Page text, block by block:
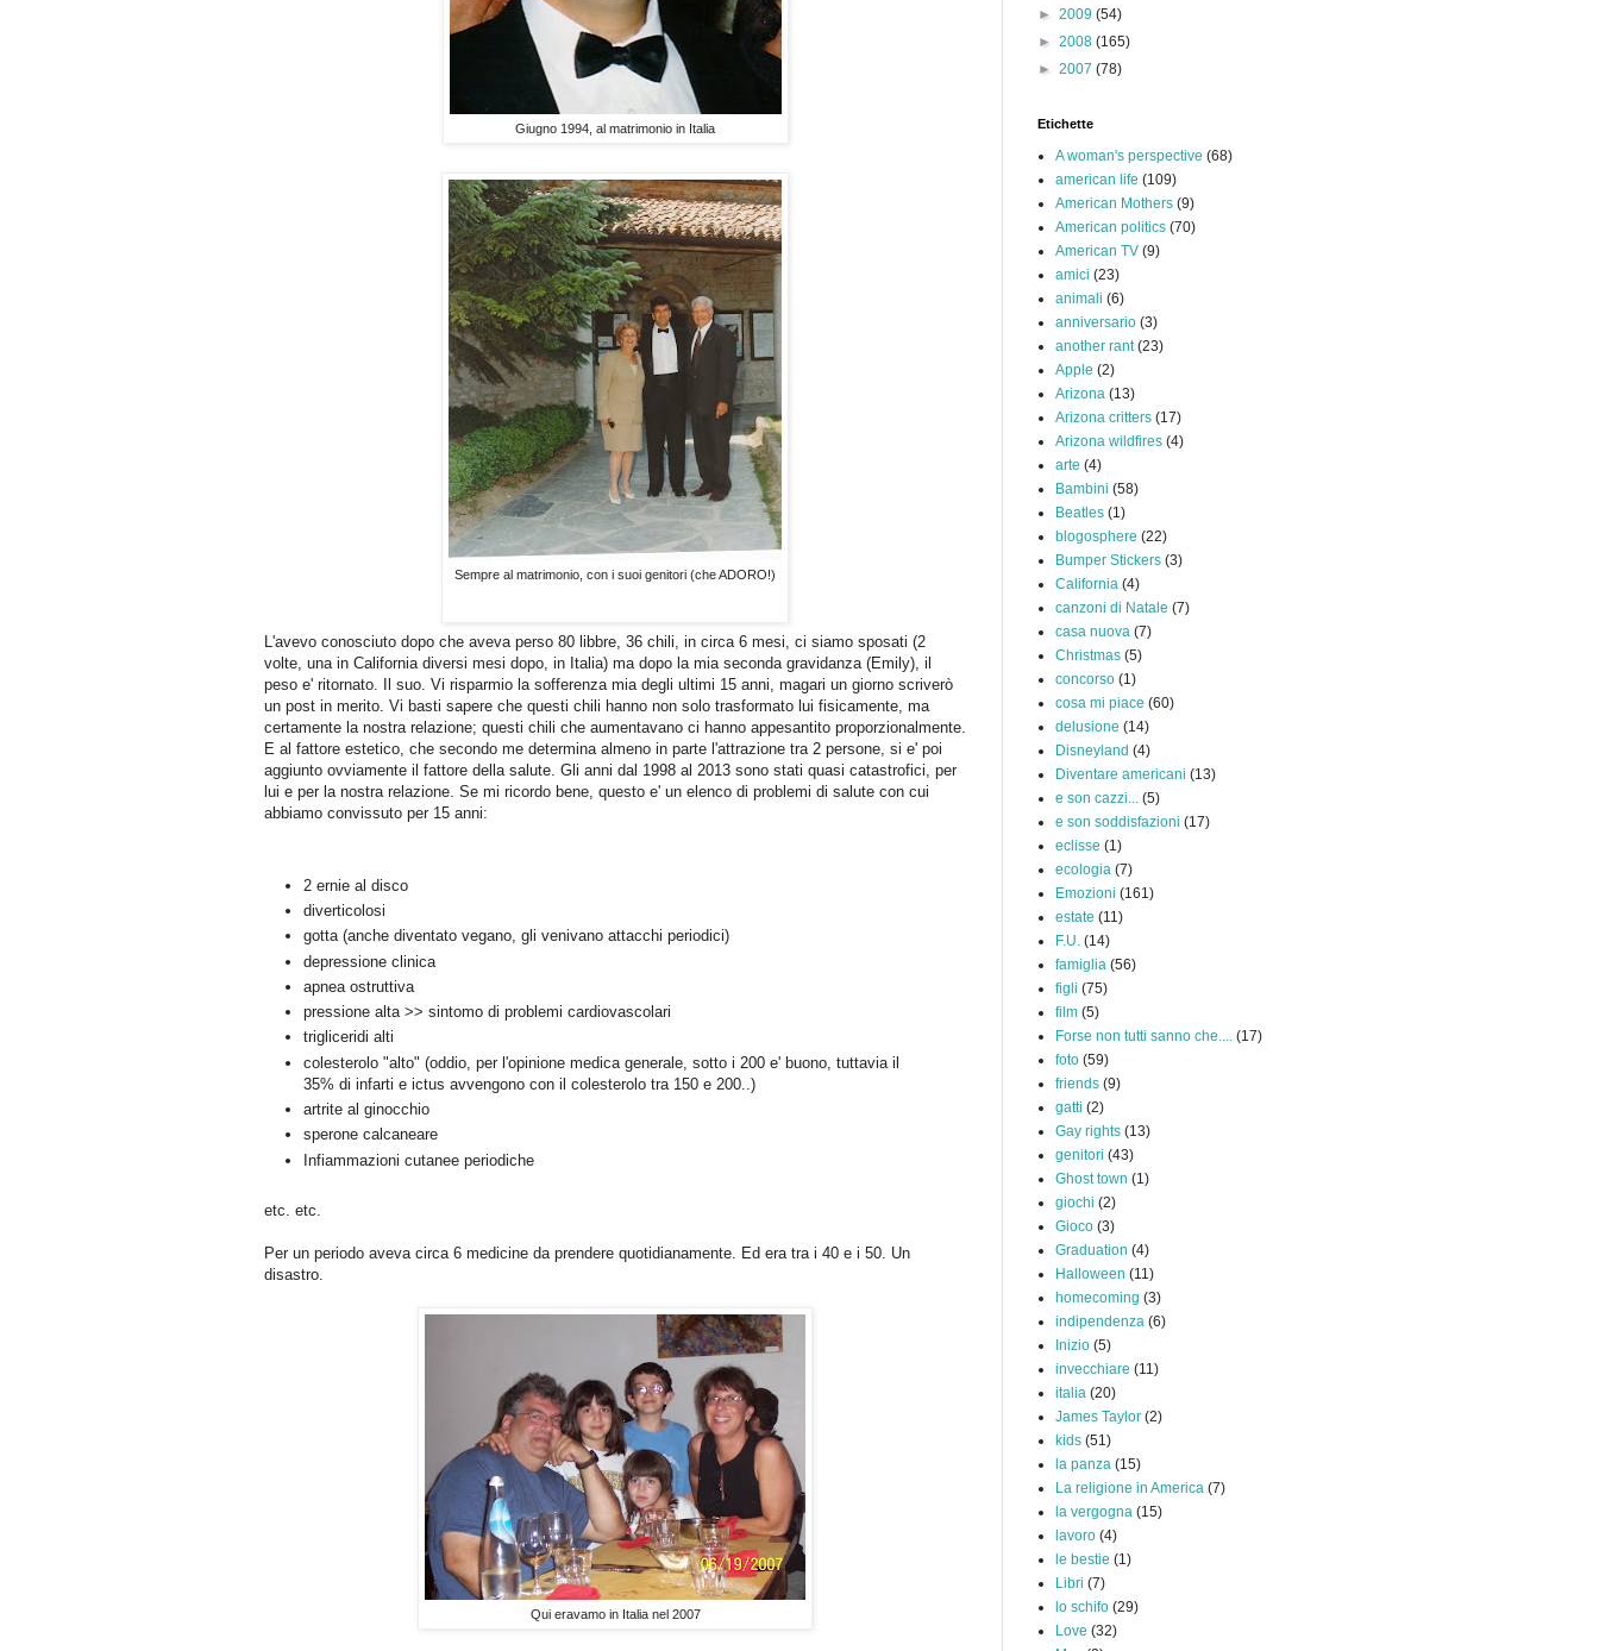
Giugno 1994, al matrimonio in Italia
Sempre al matrimonio, con i suoi genitori (che ADORO!)
L'avevo conosciuto dopo che aveva perso 80 libbre, 36 chili, in circa 6 mesi, ci siamo sposati (2
volte, una in California diversi mesi dopo, in Italia) ma dopo la mia seconda gravidanza (Emily), il
peso e' ritornato. Il suo. Vi risparmio la sofferenza mia degli ultimi 15 anni, magari un giorno scriverò
un post in merito. Vi basti sapere che questi chili hanno non solo trasformato lui fisicamente, ma
certamente la nostra relazione; questi chili che aumentavano ci hanno appesantito proporzionalmente.
E al fattore estetico, che secondo me determina almeno in parte l'attrazione tra 2 persone, si e' poi
aggiunto ovviamente il fattore della salute. Gli anni dal 1998 al 2013 sono stati quasi catastrofici, per
lui e per la nostra relazione. Se mi ricordo bene, questo e' un elenco di problemi di salute con cui
abbiamo convissuto per 15 anni:
2 ernie al disco
diverticolosi
gotta (anche diventato vegano, gli venivano attacchi periodici)
depressione clinica
apnea ostruttiva
pressione alta >> sintomo di problemi cardiovascolari
trigliceridi alti
colesterolo "alto" (oddio, per l'opinione medica generale, sotto i 200 e' buono, tuttavia il
35% di infarti e ictus avvengono con il colesterolo tra 150 e 200..)
artrite al ginocchio
sperone calcaneare
Infiammazioni cutanee periodiche
etc. etc.
Per un periodo aveva circa 6 medicine da prendere quotidianamente. Ed era tra i 40 e i 50. Un
disastro.
Qui eravamo in Italia nel 2007
► 2009 (54)
► 2008 (165)
► 2007 (78)
Etichette
A woman's perspective (68)
american life (109)
American Mothers (9)
American politics (70)
American TV (9)
amici (23)
animali (6)
anniversario (3)
another rant (23)
Apple (2)
Arizona (13)
Arizona critters (17)
Arizona wildfires (4)
arte (4)
Bambini (58)
Beatles (1)
blogosphere (22)
Bumper Stickers (3)
California (4)
canzoni di Natale (7)
casa nuova (7)
Christmas (5)
concorso (1)
cosa mi piace (60)
delusione (14)
Disneyland (4)
Diventare americani (13)
e son cazzi... (5)
e son soddisfazioni (17)
eclisse (1)
ecologia (7)
Emozioni (161)
estate (11)
F.U. (14)
famiglia (56)
figli (75)
film (5)
Forse non tutti sanno che.... (17)
foto (59)
friends (9)
gatti (2)
Gay rights (13)
genitori (43)
Ghost town (1)
giochi (2)
Gioco (3)
Graduation (4)
Halloween (11)
homecoming (3)
indipendenza (6)
Inizio (5)
invecchiare (11)
italia (20)
James Taylor (2)
kids (51)
la panza (15)
La religione in America (7)
la vergogna (15)
lavoro (4)
le bestie (1)
Libri (7)
lo schifo (29)
Love (32)